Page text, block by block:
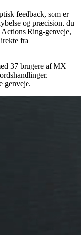
feedback, som er
og præcision, du
Ring-genveje,
fra
37 brugere af MX
genveje.